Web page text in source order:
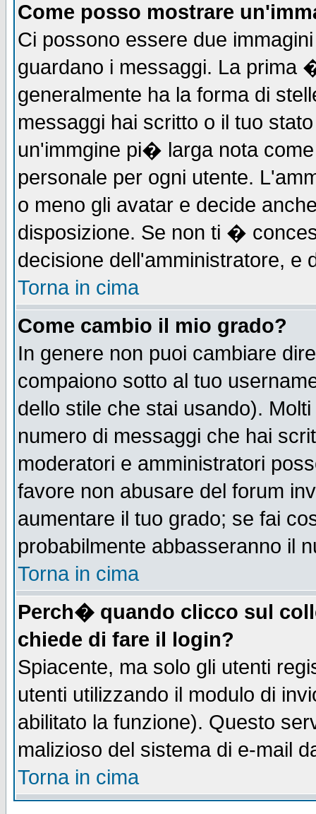
Come posso mostrare
Ci possono essere due
guardano i messaggi. La prima
generalmente ha la forma di
messaggi hai scritto o il tuo
un'immgine pi� larga nota
personale per ogni utente.
o meno gli avatar e decide
disposizione. Se non ti �
decisione dell'amministratore, e
Torna in cima
Come cambio il mio grado?
In genere non puoi cambiare
compaiono sotto al tuo
dello stile che stai usando).
numero di messaggi che hai
moderatori e amministratori
favore non abusare del forum
aumentare il tuo grado; se fai
probabilmente abbasseranno il
Torna in cima
Perch� quando clicco sul
chiede di fare il login?
Spiacente, ma solo gli utenti
utenti utilizzando il modulo di
abilitato la funzione). Questo
malizioso del sistema di e-mail
Torna in cima